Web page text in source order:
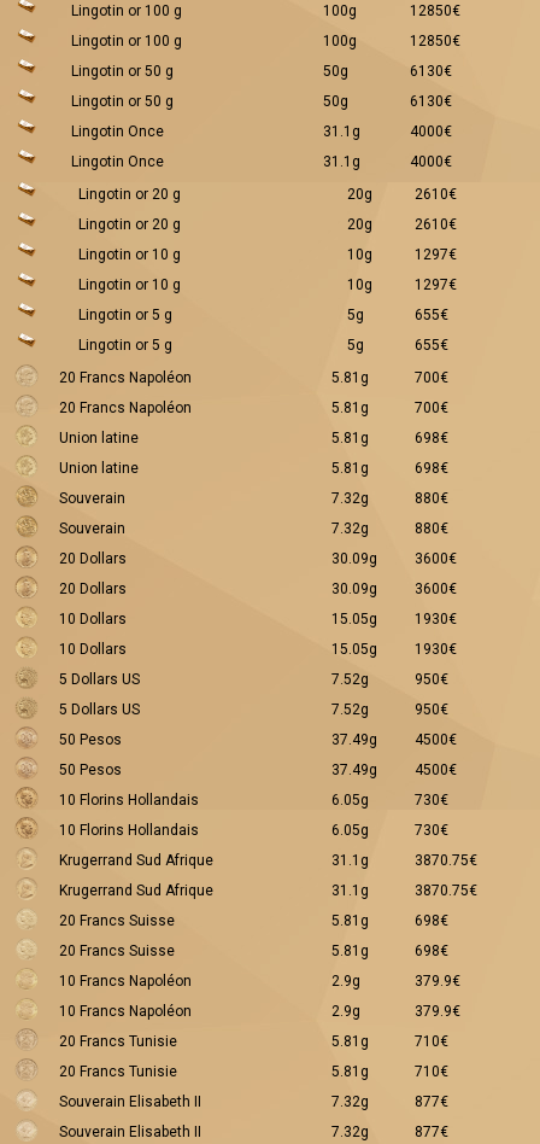
Lingotin or 100 g 100g
12850€
Lingotin or 100 g
100g
12850€
Lingotin or 50 g
50g
6130€
Lingotin or 50 g
50g
6130€
Lingotin Once
31.1g
4000€
Lingotin Once
31.1g
4000€
Lingotin or 20 g
20g
2610€
Lingotin or 20 g
20g
2610€
Lingotin or 10 g
10g
1297€
Lingotin or 10 g
10g
1297€
Lingotin or 5 g
5g
655€
Lingotin or 5 g
5g
655€
20 Francs Napoléon
5.81g
700€
20 Francs Napoléon
5.81g
700€
Union latine
5.81g
698€
Union latine
5.81g
698€
Souverain
7.32g
880€
Souverain
7.32g
880€
20 Dollars
30.09g
3600€
20 Dollars
30.09g
3600€
10 Dollars
15.05g
1930€
10 Dollars
15.05g
1930€
5 Dollars US
7.52g
950€
5 Dollars US
7.52g
950€
50 Pesos
37.49g
4500€
50 Pesos
37.49g
4500€
10 Florins Hollandais
6.05g
730€
10 Florins Hollandais
6.05g
730€
Krugerrand Sud Afrique
31.1g
3870.75€
Krugerrand Sud Afrique
31.1g
3870.75€
20 Francs Suisse
5.81g
698€
20 Francs Suisse
5.81g
698€
10 Francs Napoléon
2.9g
379.9€
10 Francs Napoléon
2.9g
379.9€
20 Francs Tunisie
5.81g
710€
20 Francs Tunisie
5.81g
710€
Souverain Elisabeth II
7.32g
877€
Souverain Elisabeth II
7.32g
877€